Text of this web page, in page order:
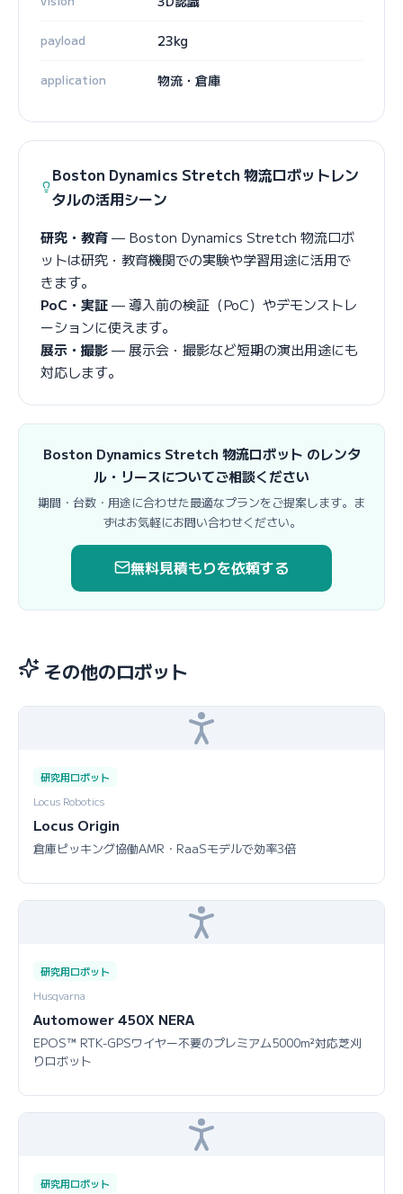
payload 23kg
application 物流・倉庫
Boston Dynamics Stretch 物流ロボットレン
タルの活用シーン
研究・教育— Boston Dynamics Stretch 物流ロボ
ットは研究・教育機関での実験や学習用途に活用で
きます。
PoC・実証— 導入前の検証（PoC）やデモンストレ
ーションに使えます。
展示・撮影— 展示会・撮影など短期の演出用途にも
対応します。
Boston Dynamics Stretch 物流ロボット のレンタ
ル・リースについてご相談ください
期間・台数・用途に合わせた最適なプランをご提案します。ま
ずはお気軽にお問い合わせください。
無料見積もりを依頼する
その他のロボット
研究用ロボット
Locus Robotics
Locus Origin
倉庫ピッキング協働AMR・RaaSモデルで効率3倍
研究用ロボット
Husqvarna
Automower 450X NERA
EPOS™ RTK-GPSワイヤー不要のプレミアム5000m²対応芝刈
りロボット
研究用ロボット